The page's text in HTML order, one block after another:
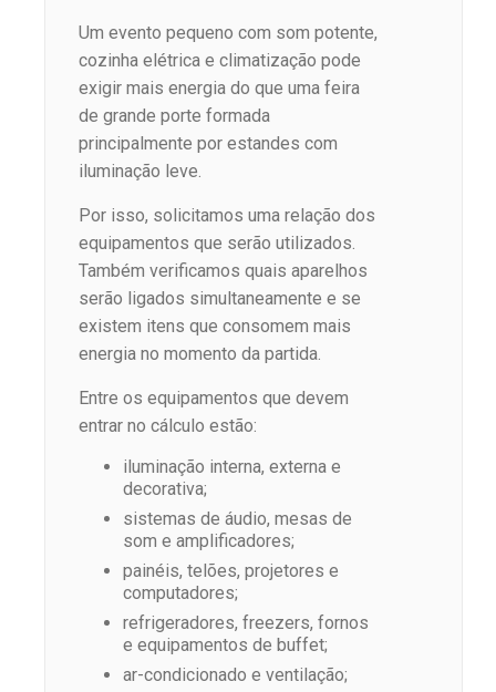
Um evento pequeno com som potente,
cozinha elétrica e climatização pode
exigir mais energia do que uma feira
de grande porte formada
principalmente por estandes com
iluminação leve.
Por isso, solicitamos uma relação dos
equipamentos que serão utilizados.
Também verificamos quais aparelhos
serão ligados simultaneamente e se
existem itens que consomem mais
energia no momento da partida.
Entre os equipamentos que devem
entrar no cálculo estão:
iluminação interna, externa e
decorativa;
sistemas de áudio, mesas de
som e amplificadores;
painéis, telões, projetores e
computadores;
refrigeradores, freezers, fornos
e equipamentos de buffet;
ar-condicionado e ventilação;